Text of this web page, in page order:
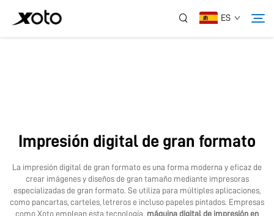
ES
Servicio
Impresión digital de gran formato
La impresión digital de gran formato es una forma moderna y eficaz de
crear imágenes y diseños de gran tamaño mediante impresoras
especializadas de gran formato. Se utiliza para múltiples aplicaciones,
como pancartas, carteles, letreros e incluso papeles pintados. Empresas
como Xoto emplean esta tecnología. máquina digital de impresión en